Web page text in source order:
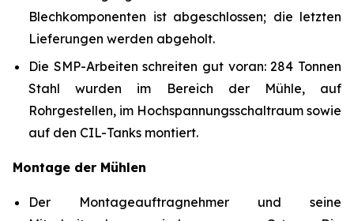
Blechkomponenten ist abgeschlossen; die letzten
Lieferungen werden abgeholt.
Die SMP-Arbeiten schreiten gut voran: 284 Tonnen
Stahl wurden im Bereich der Mühle, auf
Rohrgestellen, im Hochspannungsschaltraum sowie
auf den CIL-Tanks montiert.
Montage der Mühlen
Der Montageauftragnehmer und seine